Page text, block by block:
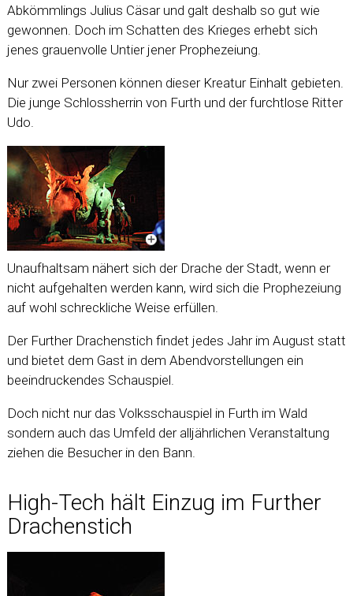
Abkömmlings Julius Cäsar und galt deshalb so gut wie
gewonnen. Doch im Schatten des Krieges erhebt sich
jenes grauenvolle Untier jener Prophezeiung.
Nur zwei Personen können dieser Kreatur Einhalt gebieten.
Die junge Schlossherrin von Furth und der furchtlose Ritter
Udo.
Unaufhaltsam nähert sich der Drache der Stadt, wenn er
nicht aufgehalten werden kann, wird sich die Prophezeiung
auf wohl schreckliche Weise erfüllen.
Der Further Drachenstich findet jedes Jahr im August statt
und bietet dem Gast in dem Abendvorstellungen ein
beeindruckendes Schauspiel.
Doch nicht nur das Volksschauspiel in Furth im Wald
sondern auch das Umfeld der alljährlichen Veranstaltung
ziehen die Besucher in den Bann.
High-Tech hält Einzug im Further
Drachenstich